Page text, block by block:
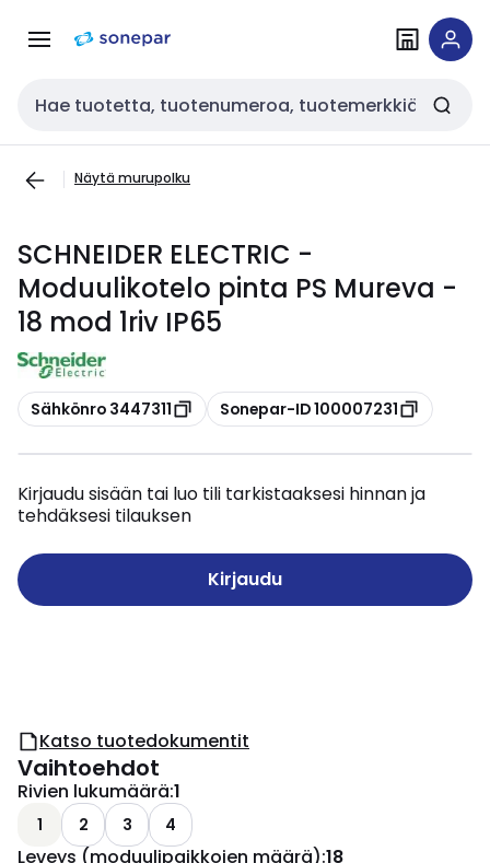
navigointiinsisältöön
Haku
Näytä murupolku
SCHNEIDER ELECTRIC -
Moduulikotelo pinta PS Mureva -
18 mod 1riv IP65
Kopioi
Sähkönro 3447311 Kopioi
Sonepar-ID 100007231
Kirjaudu sisään tai luo tili tarkistaaksesi hinnan ja
tehdäksesi tilauksen
Kirjaudu
Katso tuotedokumentit
Vaihtoehdot
Rivien lukumäärä:1
1 2 3 4
Leveys (moduulipaikkojen määrä):18